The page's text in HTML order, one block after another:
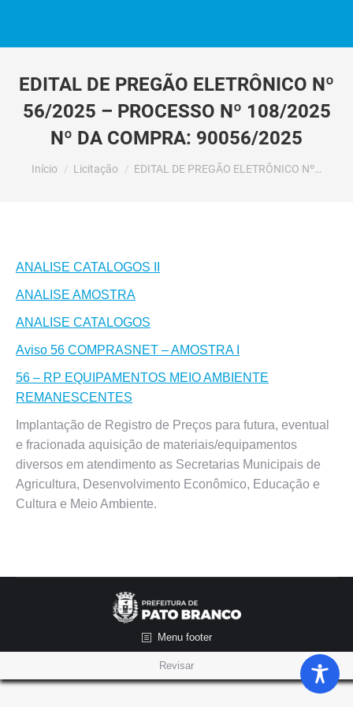
EDITAL DE PREGÃO ELETRÔNICO Nº
56/2025 – PROCESSO Nº 108/2025
Nº DA COMPRA: 90056/2025
Você está aqui:
Início Licitação EDITAL DE PREGÃO ELETRÔNICO Nº…
ANALISE CATALOGOS II
ANALISE AMOSTRA
ANALISE CATALOGOS
Aviso 56 COMPRASNET – AMOSTRA I
56 – RP EQUIPAMENTOS MEIO AMBIENTE
REMANESCENTES
Implantação de Registro de Preços para futura, eventual
e fracionada aquisição de materiais/equipamentos
diversos em atendimento as Secretarias Municipais de
Agricultura, Desenvolvimento Econômico, Educação e
Cultura e Meio Ambiente.
Menu footer
Revisar